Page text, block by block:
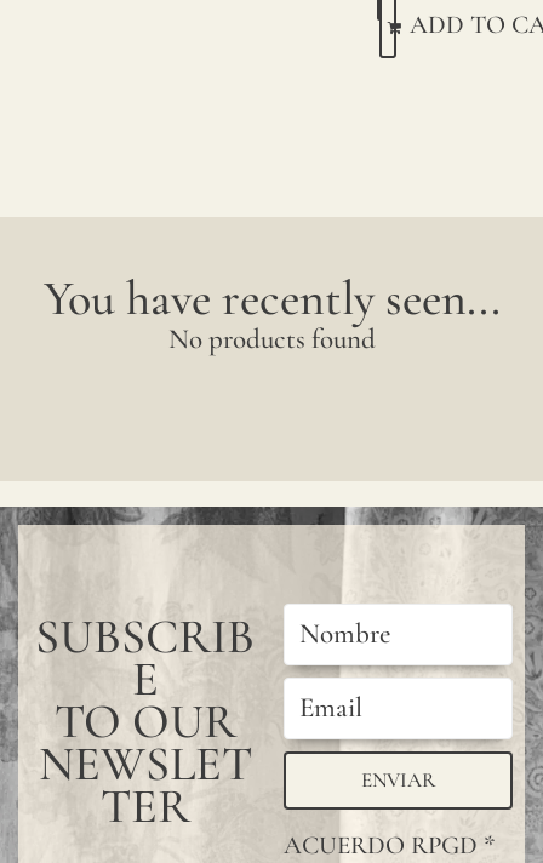
ADD TO
You have recently seen...
No products found
SUBSCRIB
E
TO OUR
NEWSLET
TER ENVIAR
ACUERDO RPGD *